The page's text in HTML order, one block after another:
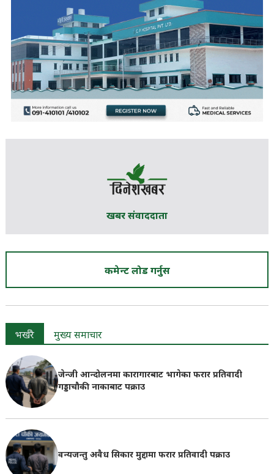
खबर संवाददाता
कमेन्ट लोड गर्नुस
भर्खरै मुख्य समाचार
जेन्जी आन्दोलनमा कारागारबाट भागेका फरार प्रतिवादी
गड्डाचौकी नाकाबाट पक्राउ
वन्यजन्तु अवैध सिकार मुद्दामा फरार प्रतिवादी पक्राउ